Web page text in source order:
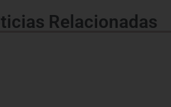
Relacionadas